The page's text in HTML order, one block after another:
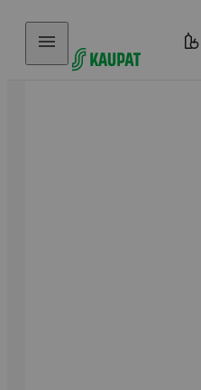
Hyppää sisältöön